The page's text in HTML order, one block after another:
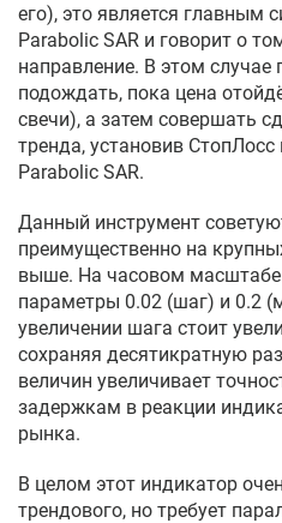
его), это является главным
Parabolic SAR и говорит о
направление. В этом случае
подождать, пока цена
свечи), а затем совершать
тренда, установив
Parabolic SAR.
Данный инструмент
преимущественно на
выше. На часовом
параметры 0.02 (шаг) и 0.2
увеличении шага стоит
сохраняя десятикратную
величин увеличивает
задержкам в реакции
рынка.
В целом этот индикатор
трендового, но требует